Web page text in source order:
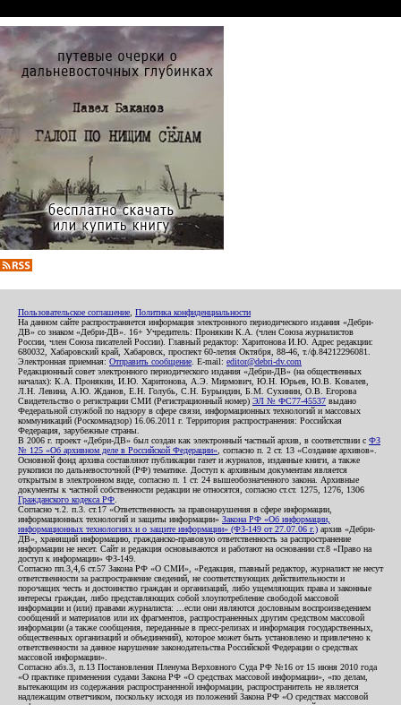
Пользовательское соглашение Политика конфиденциальности
На данном сайте распространяется информация электронного периодического издания «Дебри-
ДВ» со знаком «Дебри-ДВ». 16+ Учредитель: Пронякин К.А. (член Союза журналистов
России, член Союза писателей России). Главный редактор: Харитонова И.Ю. Адрес редакции:
680032, Хабаровский край, Хабаровск, проспект 60-летия Октября, 88-46, т./ф.84212296081.
Электронная приемная: Отправить сообщение . E-mail: editor@debri-dv.com
Редакционный совет электронного периодического издания «Дебри-ДВ» (на общественных
началах): К.А. Пронякин, И.Ю. Харитонова, А.Э. Мирмович, Ю.Н. Юрьев, Ю.В. Ковалев,
Л.Н. Левина, А.Ю. Жданов, Е.Н. Голубь, С.Н. Бурындин, Б.М. Сухинин, О.В. Егорова
Свидетельство о регистрации СМИ (Регистрационный номер) ЭЛ № ФС77-45537 выдано
Федеральной службой по надзору в сфере связи, информационных технологий и массовых
коммуникаций (Роскомнадзор) 16.06.2011 г. Территория распространения: Российская
Федерация, зарубежные страны.
В 2006 г. проект «Дебри-ДВ» был создан как электронный частный архив, в соответствии с ФЗ
№ 125 «Об архивном деле в Российской Федерации» , согласно п. 2 ст. 13 «Создание архивов».
Основной фонд архива составляют публикации газет и журналов, изданные книги, а также
рукописи по дальневосточной (РФ) тематике. Доступ к архивным документам является
открытым в электронном виде, согласно п. 1 ст. 24 вышеобозначенного закона. Архивные
документы к частной собственности редакции не относятся, согласно ст.ст. 1275, 1276, 1306
Гражданского кодекса РФ
Согласно ч.2. п.3. ст.17 «Ответственность за правонарушения в сфере информации,
информационных технологий и защиты информации» Закона РФ «Об информации,
информационных технологиях и о защите информации» (ФЗ-149 от 27.07.06 г.) архив «Дебри-
ДВ», хранящий информацию, гражданско-правовую ответственность за распространение
информации не несет. Сайт и редакция основываются и работают на основании ст.8 «Право на
доступ к информации» ФЗ-149.
Согласно пп.3,4,6 ст.57 Закона РФ «О СМИ», «Редакция, главный редактор, журналист не несут
ответственности за распространение сведений, не соответствующих действительности и
порочащих честь и достоинство граждан и организаций, либо ущемляющих права и законные
интересы граждан, либо представляющих собой злоупотребление свободой массовой
информации и (или) правами журналиста: ...если они являются дословным воспроизведением
сообщений и материалов или их фрагментов, распространенных другим средством массовой
информации (а также сообщения, переданные в пресс-релизах и информация государственных,
общественных организаций и объединений), которое может быть установлено и привлечено к
ответственности за данное нарушение законодательства Российской Федерации о средствах
массовой информации».
Согласно абз.3, п.13 Постановления Пленума Верховного Суда РФ №16 от 15 июня 2010 года
«О практике применения судами Закона РФ «О средствах массовой информации», «по делам,
вытекающим из содержания распространенной информации, распространитель не является
надлежащим ответчиком, поскольку исходя из положений Закона РФ «О средствах массовой